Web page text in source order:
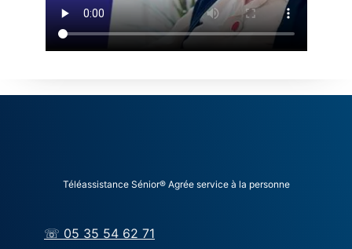
Téléassistance Sénior® Agrée service à la personne
☏ 05 35 54 62 71